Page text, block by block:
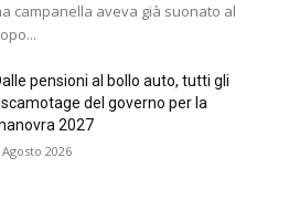
campanella aveva già suonato al
pensioni al bollo auto, tutti gli
del governo per la
2027
Agosto 2026